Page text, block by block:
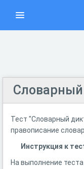
Словарный
Тест "Словарный
правописание
Инструкция к
На выполнение